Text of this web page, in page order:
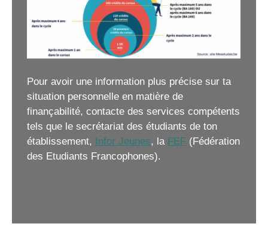
Pour avoir une information plus précise sur ta
situation personnelle en matière de
finançabilité, contacte des services compétents
tels que le secrétariat des étudiants de ton
établissement,
Infor Jeunes, la FEF (Fédération
des Etudiants Francophones).